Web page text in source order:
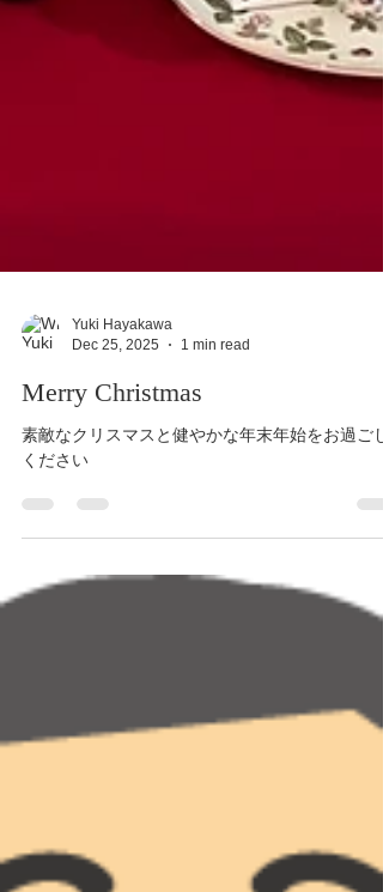
Merry Christmas
素敵なクリスマスと健やかな年末年始をお過ごし